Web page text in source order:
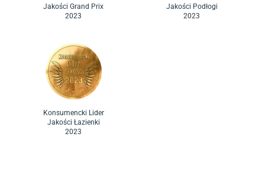
Jakości Grand Prix
2023
Jakości Podłogi
2023
Konsumencki Lider
Jakości Łazienki
2023